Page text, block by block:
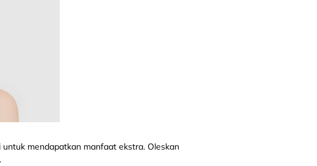
mendapatkan manfaat ekstra. Oleskan